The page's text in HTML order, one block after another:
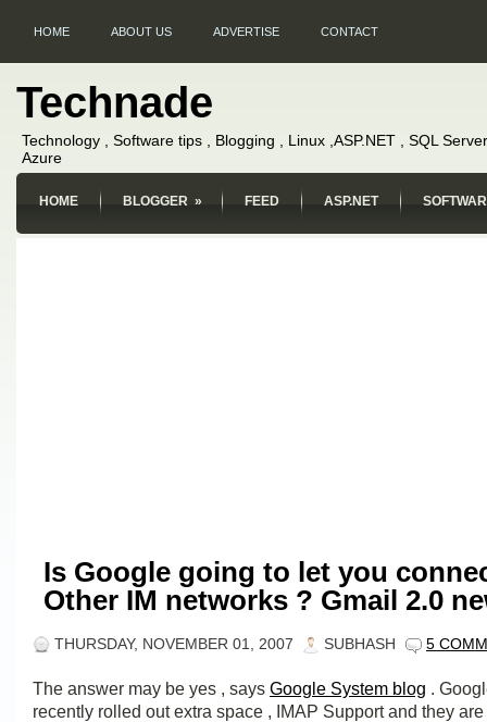
HOME ABOUT US ADVERTISE CONTACT
Technade
Technology , Software tips , Blogging , Linux ,ASP.NET , SQL
Azure
HOME BLOGGER » FEED ASP.NET
Is Google going to let you
Other IM networks ? Gmail 2.0
THURSDAY, NOVEMBER 01, 2007 SUBHASH 5
The answer may be yes , says Google System blog .
recently rolled out extra space , IMAP Support and they